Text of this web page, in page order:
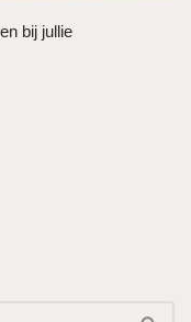
bij jullie